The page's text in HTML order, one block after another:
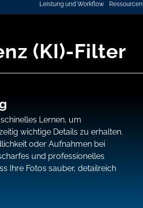
Leistung und Workflow
Ressourcen
(KI)-Filter
Lernen, um
wichtige Details zu erhalten.
oder Aufnahmen bei
und professionelles
Ihre Fotos sauber, detailreich